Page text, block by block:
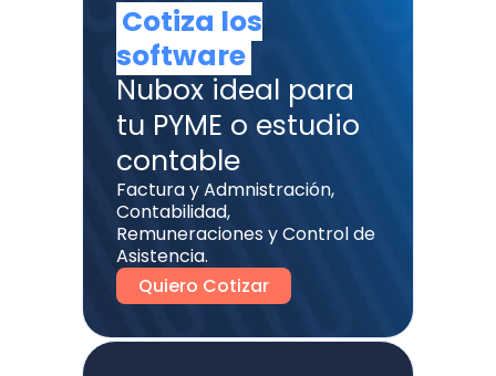
Cotiza los
software
Nubox ideal para
tu PYME o estudio
contable
Factura y Admnistración,
Contabilidad,
Remuneraciones y Control de
Asistencia.
Quiero Cotizar